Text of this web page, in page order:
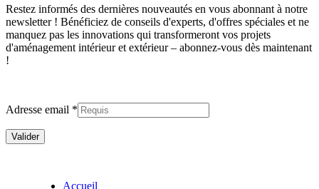
Restez informés des dernières nouveautés en vous abonnant à notre
newsletter ! Bénéficiez de conseils d'experts, d'offres spéciales et ne
manquez pas les innovations qui transformeront vos projets
d'aménagement intérieur et extérieur – abonnez-vous dès maintenant
!
Adresse email *
Accueil